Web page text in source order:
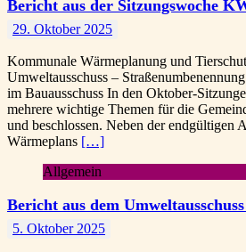
Bericht aus der Sitzungswoche
29. Oktober 2025
Kommunale Wärmeplanung und
Umweltausschuss –
im Bauausschuss In den Oktober-
mehrere wichtige Themen für die
und beschlossen. Neben der endgültigen
Wärmeplans […]
Allgemein
Bericht aus dem
5. Oktober 2025